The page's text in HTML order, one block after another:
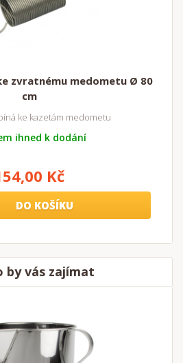
zvratnému medometu Ø 80
cm
ke kazetám medometu
ihned k dodání
Kč
DO KOŠÍKU
by vás zajímat